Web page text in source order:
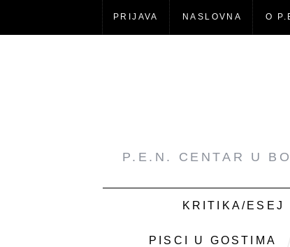
PRIJAVA NASLOVNA O
P.E.N. CENTAR U
KRITIKA/ESEJ
PISCI U GOSTIMA